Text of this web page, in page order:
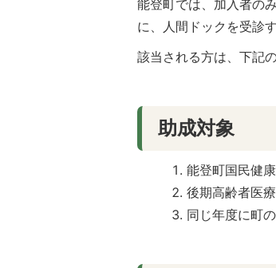
能登町では、加入者の
に、人間ドックを受診
該当される方は、下記
助成対象
能登町国民健
後期高齢者医
同じ年度に町